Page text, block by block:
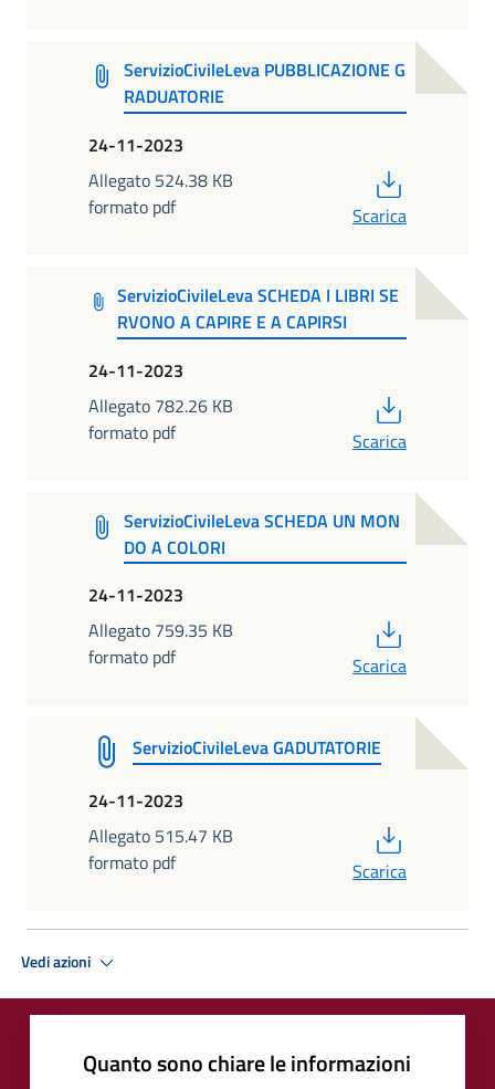
ServizioCivileLeva PUBBLICAZIONE G
RADUATORIE
24-11-2023
Allegato 524.38 KB
formato pdf
Scarica
ServizioCivileLeva SCHEDA I LIBRI SE
RVONO A CAPIRE E A CAPIRSI
24-11-2023
Allegato 782.26 KB
formato pdf
Scarica
ServizioCivileLeva SCHEDA UN MON
DO A COLORI
24-11-2023
Allegato 759.35 KB
formato pdf
Scarica
ServizioCivileLeva GADUTATORIE
24-11-2023
Allegato 515.47 KB
formato pdf
Scarica
Vedi azioni
Quanto sono chiare le informazioni